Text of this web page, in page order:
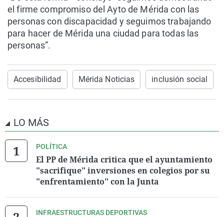
el firme compromiso del Ayto de Mérida con las
personas con discapacidad y seguimos trabajando
para hacer de Mérida una ciudad para todas las
personas”.
Accesibilidad Mérida Noticias inclusión social
LO MÁS
POLÍTICA
El PP de Mérida critica que el ayuntamiento
"sacrifique" inversiones en colegios por su
"enfrentamiento" con la Junta
INFRAESTRUCTURAS DEPORTIVAS